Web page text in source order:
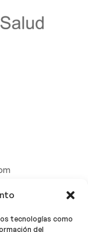
tecnologías como
del